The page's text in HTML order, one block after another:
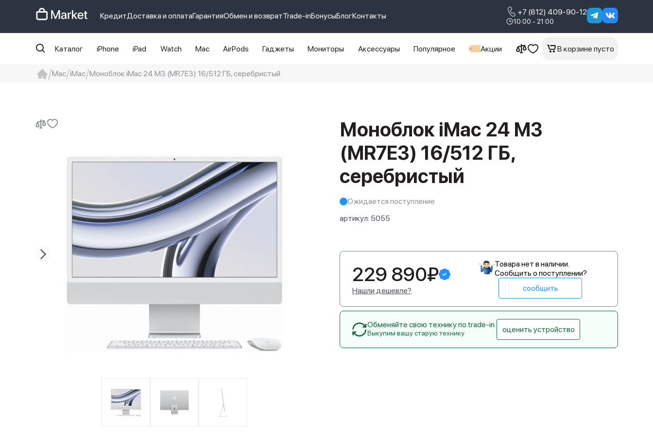
КредитДоставка и оплатаГарантияОбмен и возвратTrade-inБонусыБлогКонтакты +7 (812) 409-90-12
10:00 - 21:00
Каталог iPhone iPad Watch Mac AirPods Гаджеты Мониторы Аксессуары Популярное Акции В корзине пусто
Mac iMac Моноблок iMac 24 M3 (MR7E3) 16/512 ГБ, серебристый
Моноблок iMac 24 M3
(MR7E3) 16/512 ГБ,
серебристый
Ожидается поступление
артикул: 5055
229 890₽
Нашли дешевле?
Товара нет в наличии.
Сообщить о поступлении?
сообщить
Обменяйте свою технику по trade-in
Выкупим вашу старую технику оценить устройство